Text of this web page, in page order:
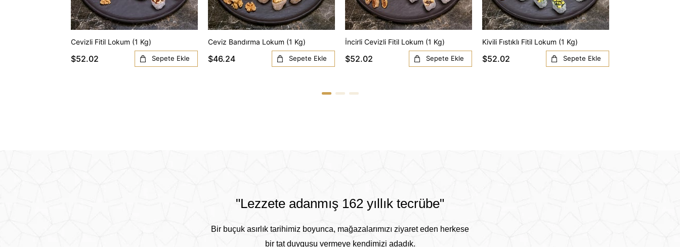
Cevizli Fitil Lokum (1 Kg)
$52.02 Sepete Ekle
Ceviz Bandırma Lokum (1 Kg)
$46.24 Sepete Ekle
İncirli Cevizli Fitil Lokum (1 Kg)
$52.02 Sepete Ekle
Kivili Fıstıklı Fitil Lokum (1 Kg)
$52.02 Sepete Ekle
"Lezzete adanmış 162 yıllık tecrübe"
Bir buçuk asırlık tarihimiz boyunca, mağazalarımızı ziyaret eden herkese
bir tat duygusu vermeye kendimizi adadık.